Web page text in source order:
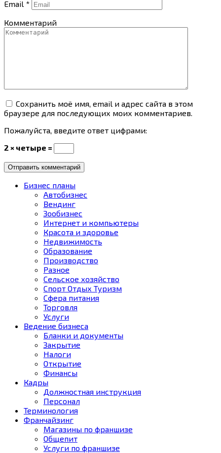
Email *
Комментарий
Сохранить моё имя, email и адрес сайта в этом
браузере для последующих моих комментариев.
Пожалуйста, введите ответ цифрами:
2 × четыре =
Бизнес планы
Автобизнес
Вендинг
Зообизнес
Интернет и компьютеры
Красота и здоровье
Недвижимость
Образование
Производство
Разное
Сельское хозяйство
Спорт Отдых Туризм
Сфера питания
Торговля
Услуги
Ведение бизнеса
Бланки и документы
Закрытие
Налоги
Открытие
Финансы
Кадры
Должностная инструкция
Персонал
Терминология
Франчайзинг
Магазины по франшизе
Общепит
Услуги по франшизе